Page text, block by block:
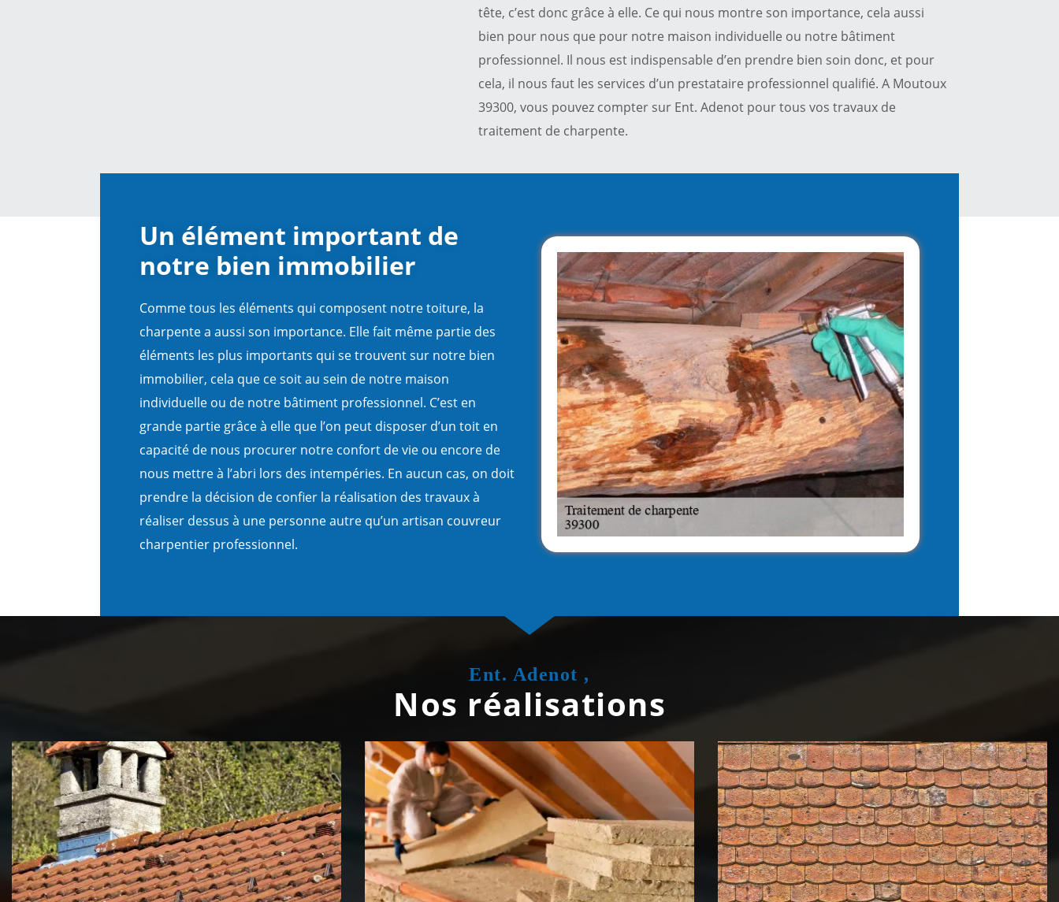
tête, c’est donc grâce à elle. Ce qui nous montre son importance, cela aussi
bien pour nous que pour notre maison individuelle ou notre bâtiment
professionnel. Il nous est indispensable d’en prendre bien soin donc, et pour
cela, il nous faut les services d’un prestataire professionnel qualifié. A Moutoux
39300, vous pouvez compter sur Ent. Adenot pour tous vos travaux de
traitement de charpente.
Un élément important de
notre bien immobilier
Comme tous les éléments qui composent notre toiture, la
charpente a aussi son importance. Elle fait même partie des
éléments les plus importants qui se trouvent sur notre bien
immobilier, cela que ce soit au sein de notre maison
individuelle ou de notre bâtiment professionnel. C’est en
grande partie grâce à elle que l’on peut disposer d’un toit en
capacité de nous procurer notre confort de vie ou encore de
nous mettre à l’abri lors des intempéries. En aucun cas, on doit
prendre la décision de confier la réalisation des travaux à
réaliser dessus à une personne autre qu’un artisan couvreur
charpentier professionnel.
Ent. Adenot ,
Nos réalisations
Nettoyage et démoussage de